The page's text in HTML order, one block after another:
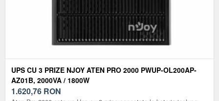
UPS CU 3 PRIZE NJOY ATEN PRO 2000 PWUP-OL200AP-
AZ01B, 2000VA / 1800W
1.620,76 RON